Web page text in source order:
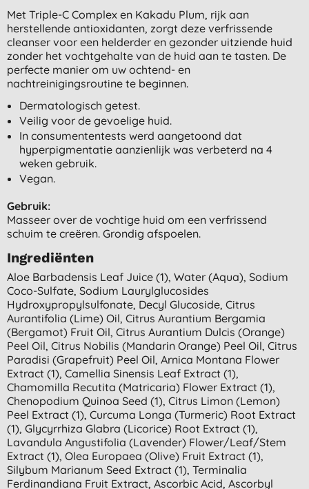
Met Triple-C Complex en Kakadu Plum, rijk aan
herstellende antioxidanten, zorgt deze verfrissende
cleanser voor een helderder en gezonder uitziende huid
zonder het vochtgehalte van de huid aan te tasten. De
perfecte manier om uw ochtend- en
nachtreinigingsroutine te beginnen.
Dermatologisch getest.
Veilig voor de gevoelige huid.
In consumententests werd aangetoond dat
hyperpigmentatie aanzienlijk was verbeterd na 4
weken gebruik.
Vegan.
Gebruik:
Masseer over de vochtige huid om een verfrissend
schuim te creëren. Grondig afspoelen.
Ingrediënten
Aloe Barbadensis Leaf Juice (1), Water (aqua), Sodium
Coco-Sulfate, Sodium Laurylglucosides
Hydroxypropylsulfonate, Decyl Glucoside, Citrus
Aurantifolia (lime) Oil, Citrus Aurantium Bergamia
(bergamot) Fruit Oil, Citrus Aurantium Dulcis (orange)
Peel Oil, Citrus Nobilis (mandarin Orange) Peel Oil, Citrus
Paradisi (grapefruit) Peel Oil, Arnica Montana Flower
Extract (1), Camellia Sinensis Leaf Extract (1),
Chamomilla Recutita (matricaria) Flower Extract (1),
Chenopodium Quinoa Seed (1), Citrus Limon (lemon)
Peel Extract (1), Curcuma Longa (turmeric) Root Extract
(1), Glycyrrhiza Glabra (licorice) Root Extract (1),
Lavandula Angustifolia (lavender) Flower/leaf/stem
Extract (1), Olea Europaea (olive) Fruit Extract (1),
Silybum Marianum Seed Extract (1), Terminalia
Ferdinandiana Fruit Extract, Ascorbic Acid, Ascorbyl